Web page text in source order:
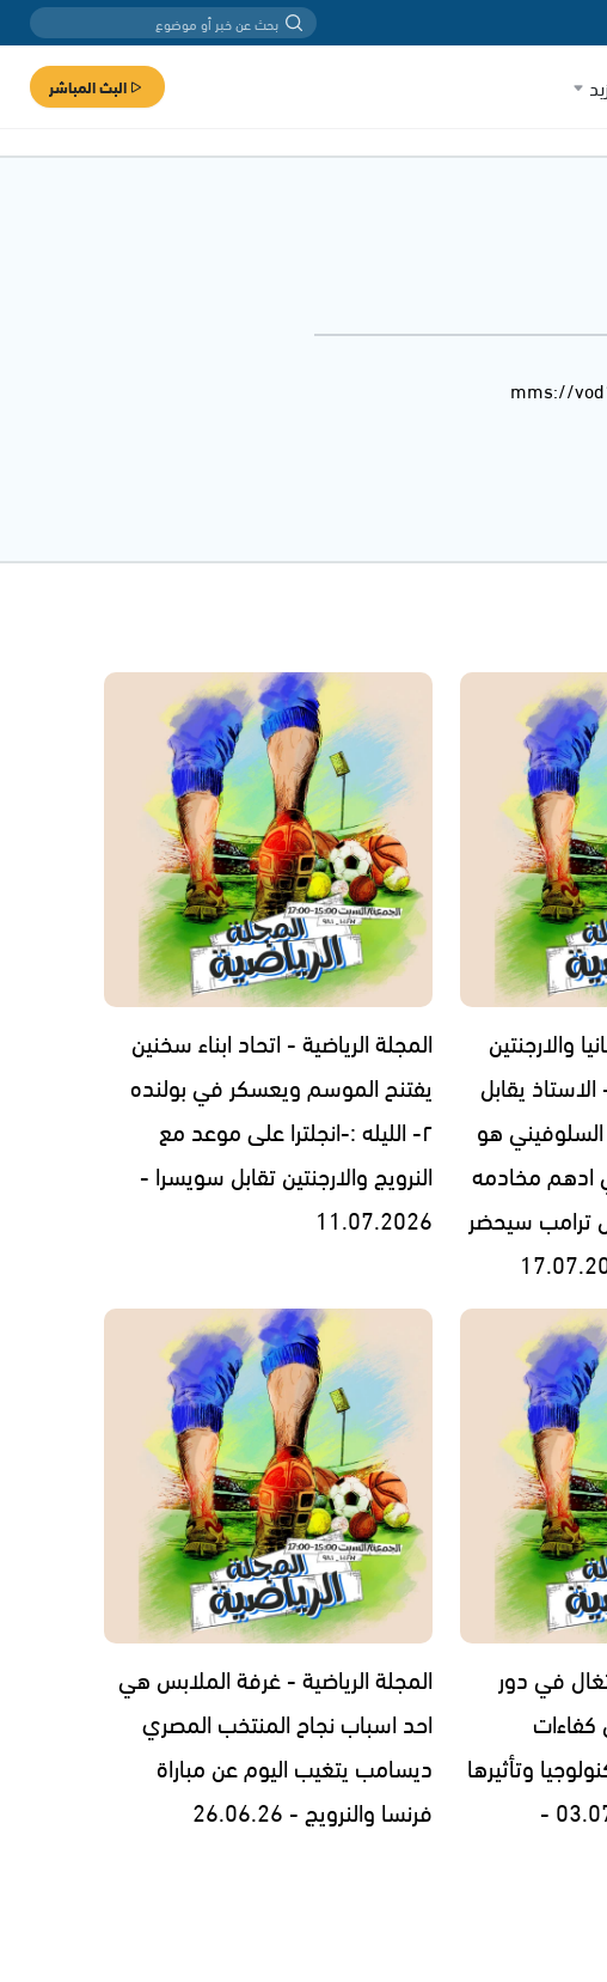
البث المباشر
mms://
والارجنتين
يقابل
السلوفيني هو
ادهم مخادمه
٣- الرئيس ترامب سيحضر
المجلة الرياضية - اتحاد ابناء سخنين
يفتنح الموسم ويعسكر في بولنده
٢- الليله :-انجلترا على موعد مع
النرويج والارجنتين تقابل سويسرا -
11.07.2026
في دور
كفاءات
وتأثيرها
المجلة الرياضية - غرفة الملابس هي
احد اسباب نجاح المنتخب المصري
ديسامب يتغيب اليوم عن مباراة
فرنسا والنرويج - 26.06.26